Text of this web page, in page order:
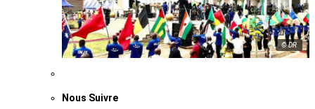
© DR
Nous Suivre